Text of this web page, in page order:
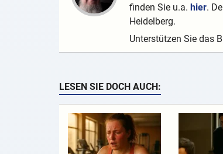
finden Sie u.a. hier.
Heidelberg.
Unterstützen Sie das
LESEN SIE DOCH AUCH: